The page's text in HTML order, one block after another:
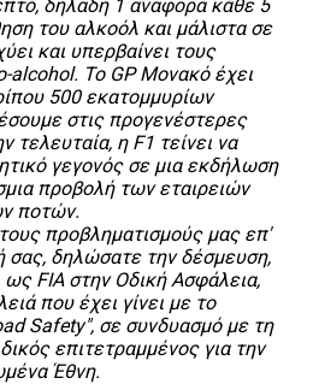
δηλαδή 1 αναφορά κάθε 5
του αλκοόλ και μάλιστα σε
και υπερβαίνει τους
alcohol. Το GP Μονακό έχει
500 εκατομμυρίων
στις προγενέστερες
τελευταία, η F1 τείνει να
γεγονός σε μια εκδήλωση
προβολή των εταιρειών
ποτών.
προβληματισμούς μας επ'
σας, δηλώσατε την δέσμευση,
FIA στην Οδική Ασφάλεια,
που έχει γίνει με το
Safety", σε συνδυασμό με τη
επιτετραμμένος για την
Έθνη.